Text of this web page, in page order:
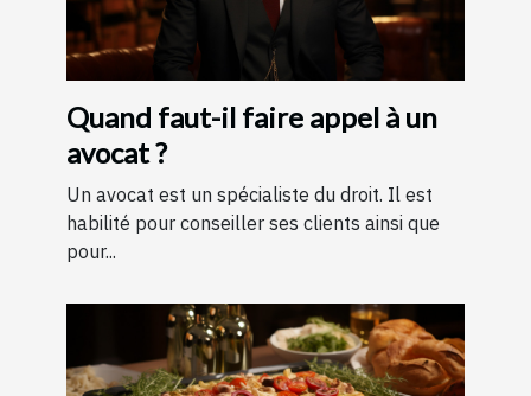
Quand faut-il faire appel à un
avocat ?
Un avocat est un spécialiste du droit. Il est
habilité pour conseiller ses clients ainsi que
pour...